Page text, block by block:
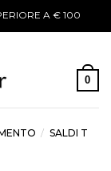
A € 100
0
/ SALDI T